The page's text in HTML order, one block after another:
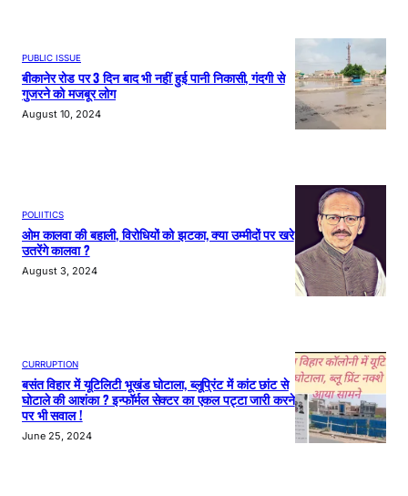
PUBLIC ISSUE
बीकानेर रोड पर 3 दिन बाद भी नहीं हुई पानी निकासी, गंदगी से
गुजरने को मजबूर लोग
August 10, 2024
POLIITICS
ओम कालवा की बहाली, विरोधियों को झटका, क्या उम्मीदों पर खरे
उतरेंगे कालवा ?
August 3, 2024
CURRUPTION
बसंत विहार में यूटिलिटी भूखंड घोटाला, ब्लूप्रिंट में कांट छांट से
घोटाले की आशंका ? इन्फॉर्मल सेक्टर का एकल पट्टा जारी करने
पर भी सवाल !
June 25, 2024